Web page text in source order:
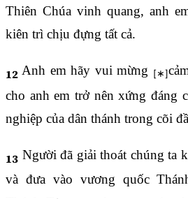
Thiên Chúa vinh quang, anh
kiên trì chịu đựng tất cả.
12 Anh em hãy vui mừng
cho anh em trở nên xứng đáng
nghiệp của dân thánh trong cõi
13 Người đã giải thoát chúng ta
và đưa vào vương quốc